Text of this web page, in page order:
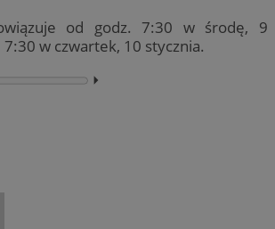
od godz. 7:30 w środę, 9
w czwartek, 10 stycznia.
⏵︎